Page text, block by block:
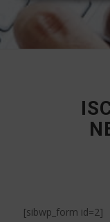
[sibwp_form id=2]